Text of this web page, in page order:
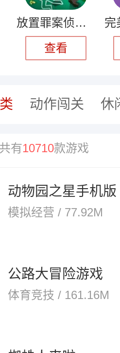
放置罪案侦探大亨
查看
动作闯关 休
共有10710款游戏
动物园之星手机版
模拟经营 / 77.92M
公路大冒险游戏
体育竞技 / 161.16M